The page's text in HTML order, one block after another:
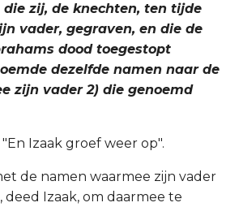
zij, de knechten, ten tijde
vader, gegraven, en die de
dood toegestopt
dezelfde namen naar de
zijn vader 2) die genoemd
Izaak groef weer op".
de namen waarmee zijn vader
deed Izaak, om daarmee te